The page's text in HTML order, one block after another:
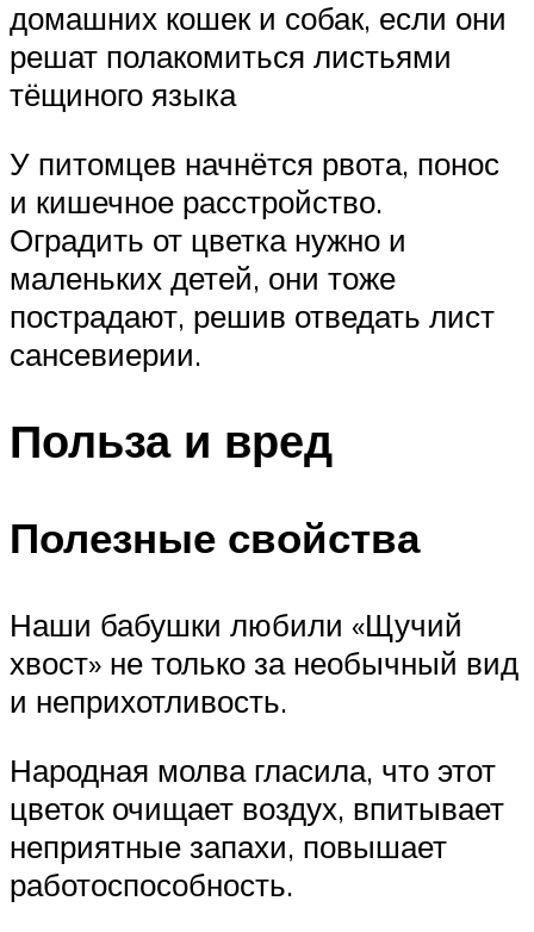
домашних кошек и собак, если они
решат полакомиться листьями
тёщиного языка
У питомцев начнётся рвота, понос
и кишечное расстройство.
Оградить от цветка нужно и
маленьких детей, они тоже
пострадают, решив отведать лист
сансевиерии.
Польза и вред
Полезные свойства
Наши бабушки любили «Щучий
хвост» не только за необычный вид
и неприхотливость.
Народная молва гласила, что этот
цветок очищает воздух, впитывает
неприятные запахи, повышает
работоспособность.